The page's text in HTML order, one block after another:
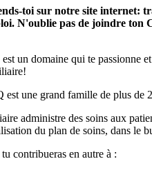
toi sur notre site internet:
N'oublie pas de joindre ton
un domaine qui te passionne
une grand famille de plus de
administre des soins aux
du plan de soins, dans le
contribueras en autre à :